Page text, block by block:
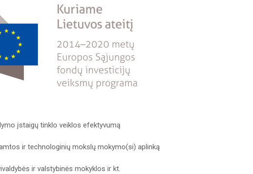
įstaigų tinklo veiklos efektyvumą
ir technologinių mokslų mokymo(si) aplinką
ir valstybinės mokyklos ir kt.